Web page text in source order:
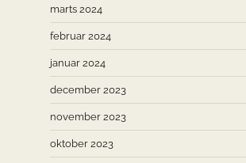
marts 2024
februar 2024
januar 2024
december 2023
november 2023
oktober 2023